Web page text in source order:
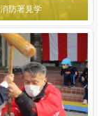
消防署見学